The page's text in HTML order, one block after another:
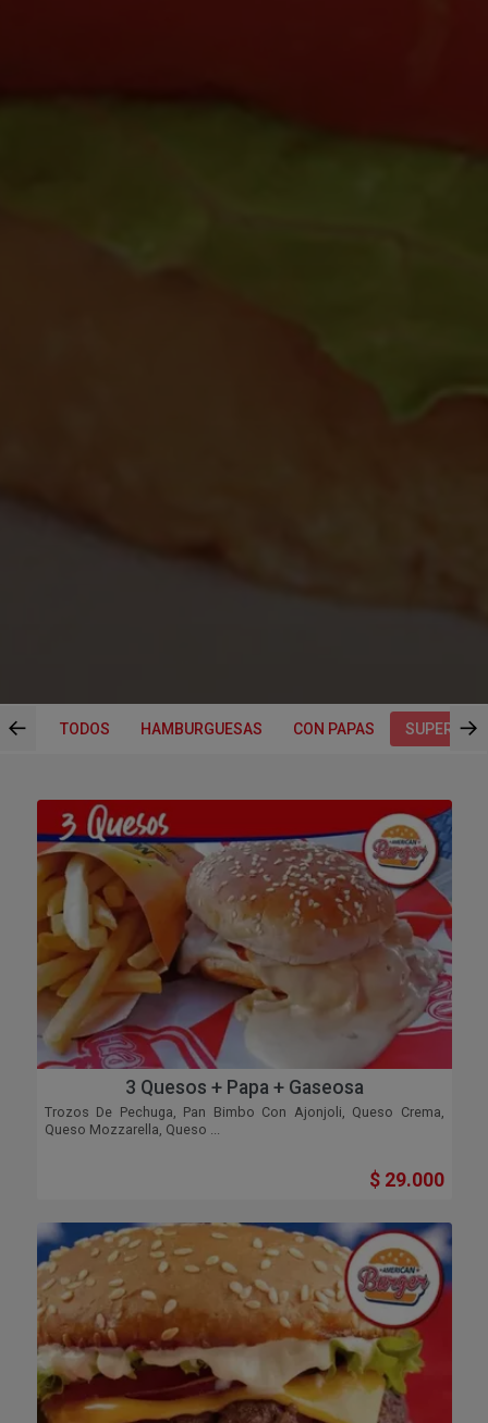
← TODOS HAMBURGUESAS CON PAPAS SUPER →
3 Quesos + Papa + Gaseosa
Trozos De Pechuga, Pan Bimbo Con Ajonjoli, Queso Crema,
Queso Mozzarella, Queso ...
$ 29.000